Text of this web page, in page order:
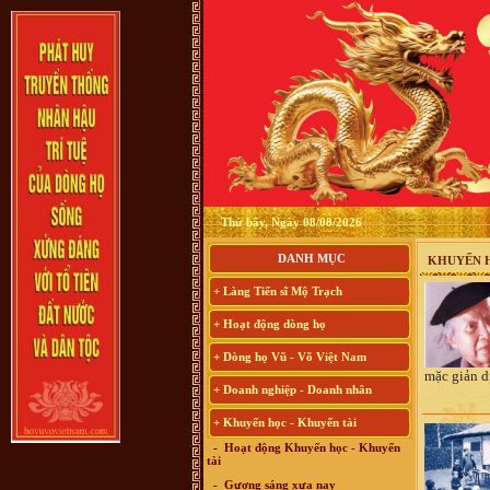
Thứ bẩy, Ngày 08/08/2026
DANH MỤC
+ Làng Tiến sĩ Mộ Trạch
+ Hoạt động dòng họ
+ Dòng họ Vũ - Võ Việt Nam
+ Doanh nghiệp - Doanh nhân
+ Khuyến học - Khuyến tài
- Hoạt động Khuyến học - Khuyến
tài
- Gương sáng xưa nay
KHUYẾN
mặc giản